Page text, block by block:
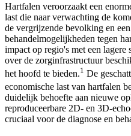
Hartfalen veroorzaakt een
last die naar verwachting de
de vergrijzende bevolking en
behandelmogelijkheden tegen
impact op regio's met een lagere
over de zorginfrastructuur
het hoofd te bieden.1 De
economische last van hartfalen
duidelijk behoefte aan nieuwe
reproduceerbare 2D- en 3D-
cruciaal voor de diagnose en